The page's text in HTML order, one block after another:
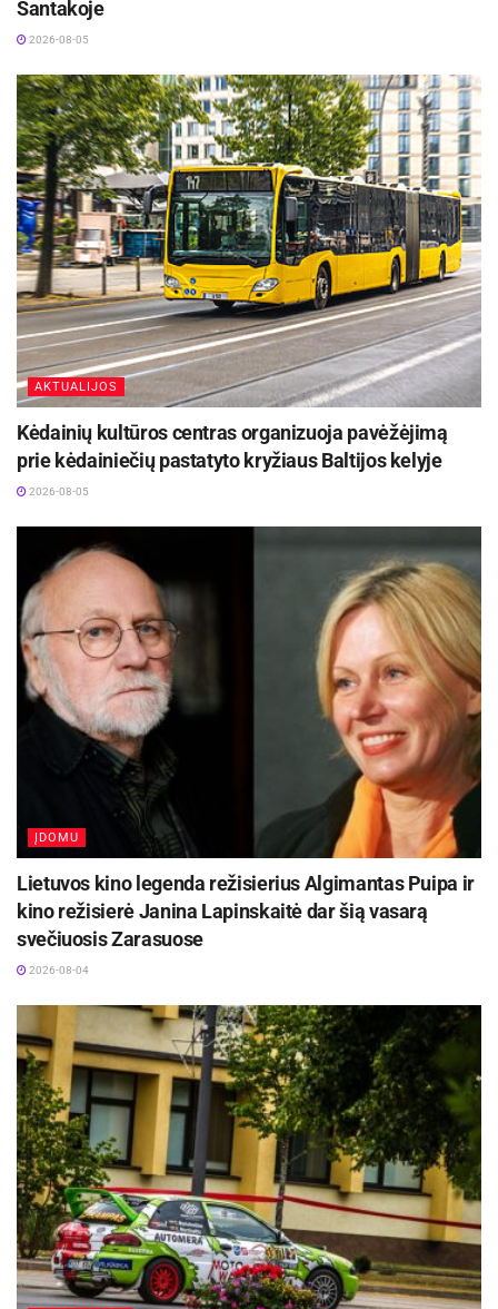
transporto naujovių bendruomenę.
Šaltinis: Molėtų rajono savivaldybė
Žymos: Savivalda
Santakoje
2026-08-05
AKTUALIJOS
Kėdainių kultūros centras organizuoja pavėžėjimą
prie kėdainiečių pastatyto kryžiaus Baltijos kelyje
2026-08-05
ĮDOMU
Lietuvos kino legenda režisierius Algimantas Puipa ir
kino režisierė Janina Lapinskaitė dar šią vasarą
svečiuosis Zarasuose
2026-08-04